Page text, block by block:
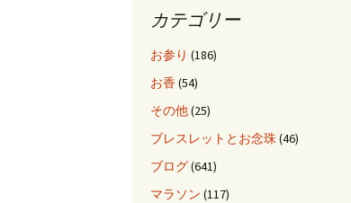
カテゴリー
お参り (186)
お香(54)
その他(25)
ブレスレットとお念珠(46)
ブログ(641)
マラソン (117)